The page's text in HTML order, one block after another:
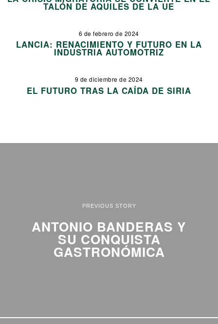
TALÓN DE AQUILES DE LA UE
6 de febrero de 2024
LANCIA: RENACIMIENTO Y FUTURO EN LA
INDUSTRIA AUTOMOTRIZ
9 de diciembre de 2024
EL FUTURO TRAS LA CAÍDA DE SIRIA
PREVIOUS STORY
ANTONIO BANDERAS Y
SU CONQUISTA
GASTRONÓMICA